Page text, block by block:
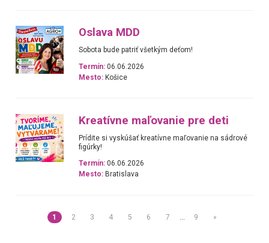
Oslava MDD
Sobota bude patriť všetkým deťom!
Termín: 06.06.2026
Mesto: Košice
Kreatívne maľovanie pre deti
Prídite si vyskúšať kreatívne maľovanie na sádrové
figúrky!
Termín: 06.06.2026
Mesto: Bratislava
1 2 3 4 5 6 7 9 »